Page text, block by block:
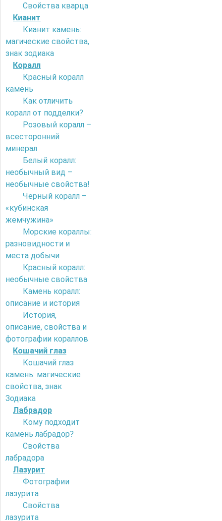
Свойства кварца
Кианит
Кианит камень:
магические свойства,
знак зодиака
Коралл
Красный коралл
камень
Как отличить
коралл от подделки?
Розовый коралл –
всесторонний
минерал
Белый коралл:
необычный вид –
необычные свойства!
Черный коралл –
«кубинская
жемчужина»
Морские кораллы:
разновидности и
места добычи
Красный коралл:
необычные свойства
Камень коралл:
описание и история
История,
описание, свойства и
фотографии кораллов
Кошачий глаз
Кошачий глаз
камень: магические
свойства, знак
Зодиака
Лабрадор
Кому подходит
камень лабрадор?
Свойства
лабрадора
Лазурит
Фотографии
лазурита
Свойства
лазурита